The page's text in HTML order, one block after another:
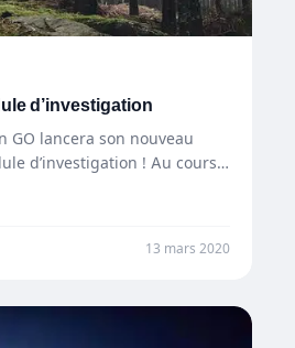
d’investigation
GO lancera son nouveau
d’investigation ! Au cours
13 mars 2020